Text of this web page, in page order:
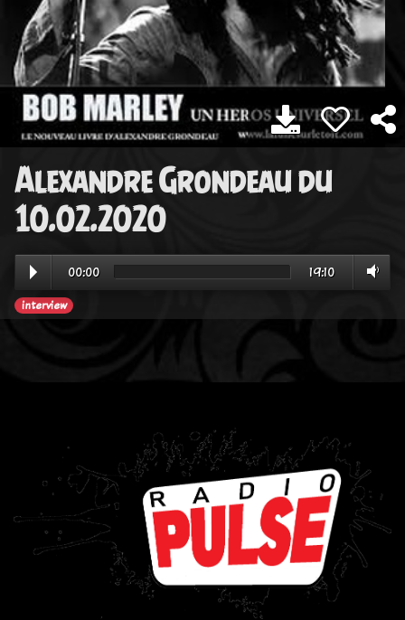
Alexandre Grondeau du
10.02.2020
00:00 19:10
interview